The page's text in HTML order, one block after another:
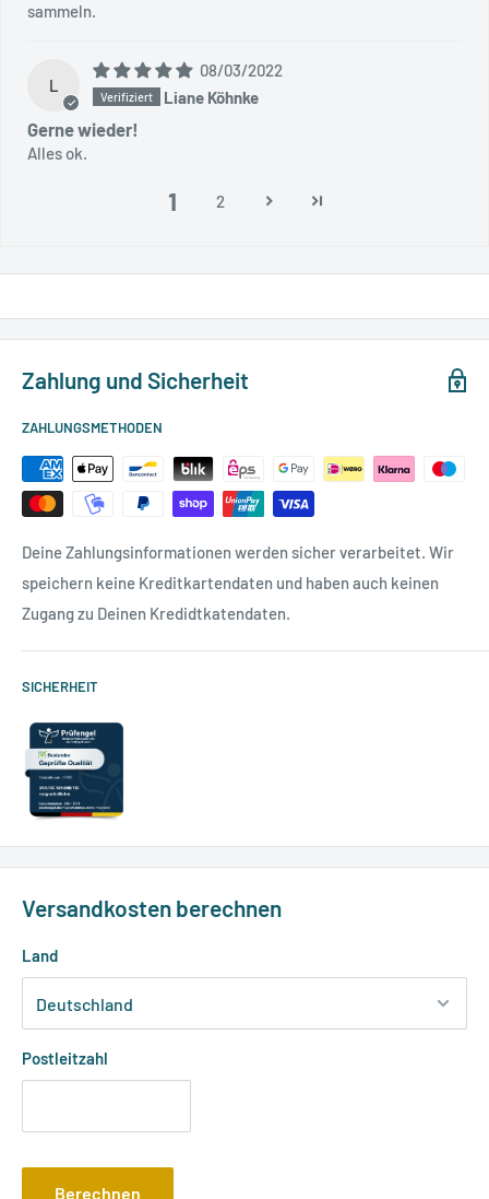
sammeln.
L
08/03/2022
Liane Köhnke
Gerne wieder!
Alles ok.
1 2
Zahlung und Sicherheit
ZAHLUNGSMETHODEN
Deine Zahlungsinformationen werden sicher verarbeitet. Wir
speichern keine Kreditkartendaten und haben auch keinen
Zugang zu Deinen Kredidtkatendaten.
SICHERHEIT
Versandkosten berechnen
Land
Postleitzahl
Berechnen